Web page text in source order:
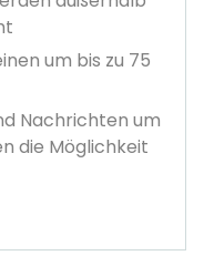
um bis zu 75
Nachrichten um
die Möglichkeit